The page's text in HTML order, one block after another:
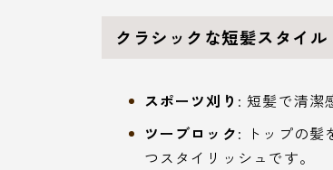
クラシックな短髪スタイル
スポーツ刈り : 短髪で清潔
ツーブロック: トップの髪
つスタイリッシュです。